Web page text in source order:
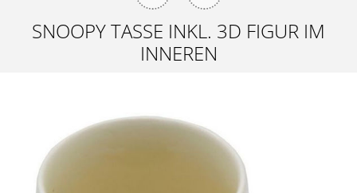
SNOOPY TASSE INKL. 3D FIGUR IM
INNEREN